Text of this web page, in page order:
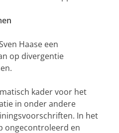
Haase een
op divergentie
kader voor het
in onder andere
In het
ongecontroleerd en